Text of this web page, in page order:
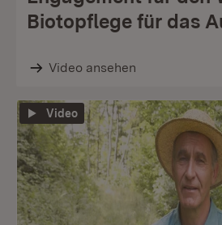
Biotopflege für das
Video ansehen
Video